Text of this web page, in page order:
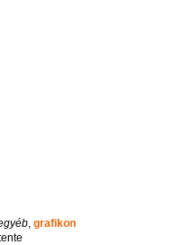
,grafikon